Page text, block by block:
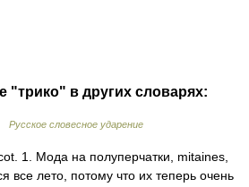
"трико" в других словарях:
Русское словесное ударение
1. Мода на полуперчатки, mitaines,
все лето, потому что их теперь очень